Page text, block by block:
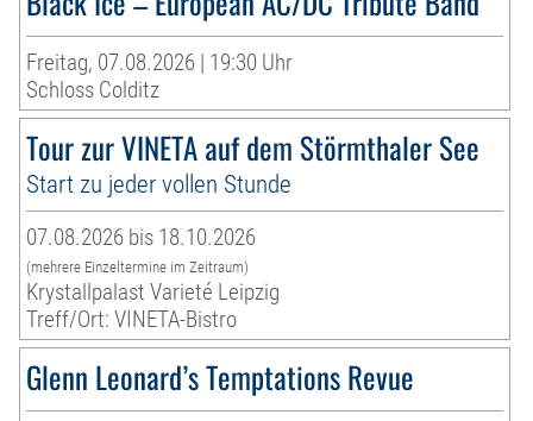
Freitag, 07.08.2026 | 19:30 Uhr
Schloss Colditz
Tour zur VINETA auf dem Störmthaler See
Start zu jeder vollen Stunde
07.08.2026 bis 18.10.2026
(mehrere Einzeltermine im Zeitraum)
Krystallpalast Varieté Leipzig
Treff/Ort: VINETA-Bistro
Glenn Leonard’s Temptations Revue